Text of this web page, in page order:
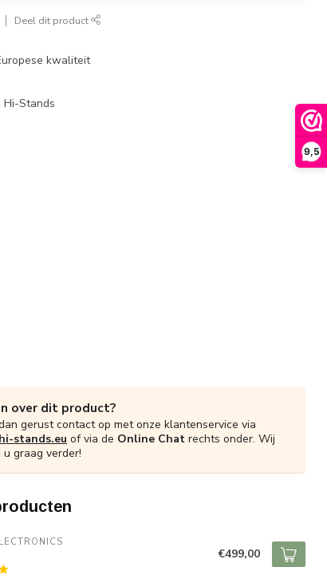
9,5
Deel dit product
kwaliteit
Stands
over dit product?
gerust contact op met onze klantenservice via
stands.eu of via de Online Chat rechts onder. Wij
graag verder!
€499,00